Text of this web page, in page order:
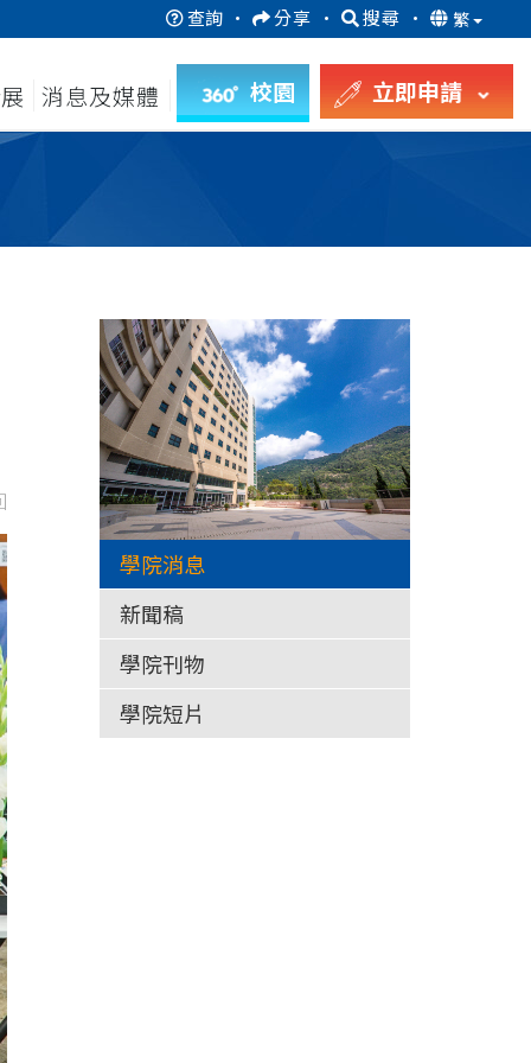
查詢 · 分享 · 搜尋 · 繁
消息及媒體 校園 立即申請
學院消息
新聞稿
學院刊物
學院短片